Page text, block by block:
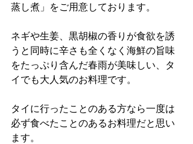
蒸し煮」をご用意しております。
ネギや生姜、黒胡椒の香りが食欲を誘
うと同時に辛さも全くなく海鮮の旨味
をたっぷり含んだ春雨が美味しい、タ
イでも大人気のお料理です。
タイに行ったことのある方なら一度は
必ず食べたことのあるお料理だと思い
ます。